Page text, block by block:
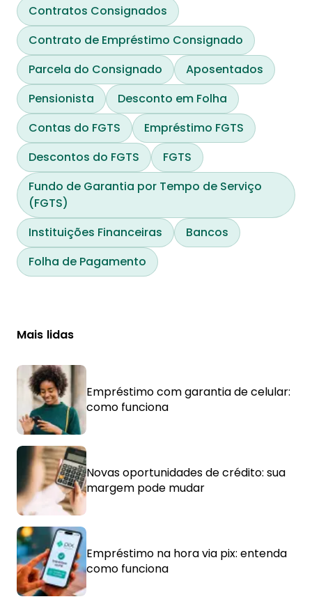
Contratos Consignados
Contrato de Empréstimo Consignado
Parcela do Consignado
Aposentados
Pensionista
Desconto em Folha
Contas do FGTS
Empréstimo FGTS
Descontos do FGTS
FGTS
Fundo de Garantia por Tempo de Serviço
(FGTS)
Instituições Financeiras
Bancos
Folha de Pagamento
Mais lidas
Empréstimo com garantia de celular:
como funciona
Novas oportunidades de crédito: sua
margem pode mudar
Empréstimo na hora via pix: entenda
como funciona